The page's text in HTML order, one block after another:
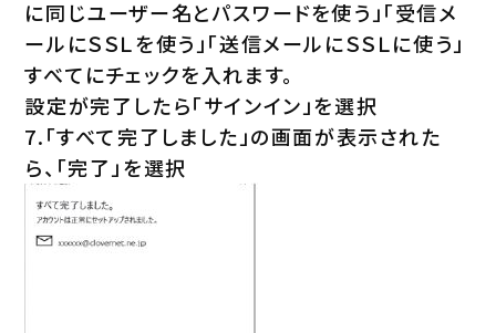
に同じユーザー名とパスワードを使う」「受信メ
ールにＳＳＬを使う」「送信メールにＳＳＬに使う」
すべてにチェックを入れます。
設定が完了したら「サインイン」を選択
7.「すべて完了しました」の画面が表示された
ら、「完了」を選択